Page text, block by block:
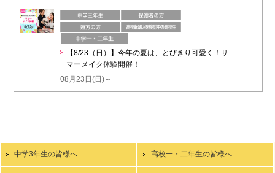
【8/23（日）】今年の夏は、とびきり可愛く！サ
マーメイク体験開催！
08月23日(日)～
中学3年生の皆様へ 高校一・二年生の皆様へ